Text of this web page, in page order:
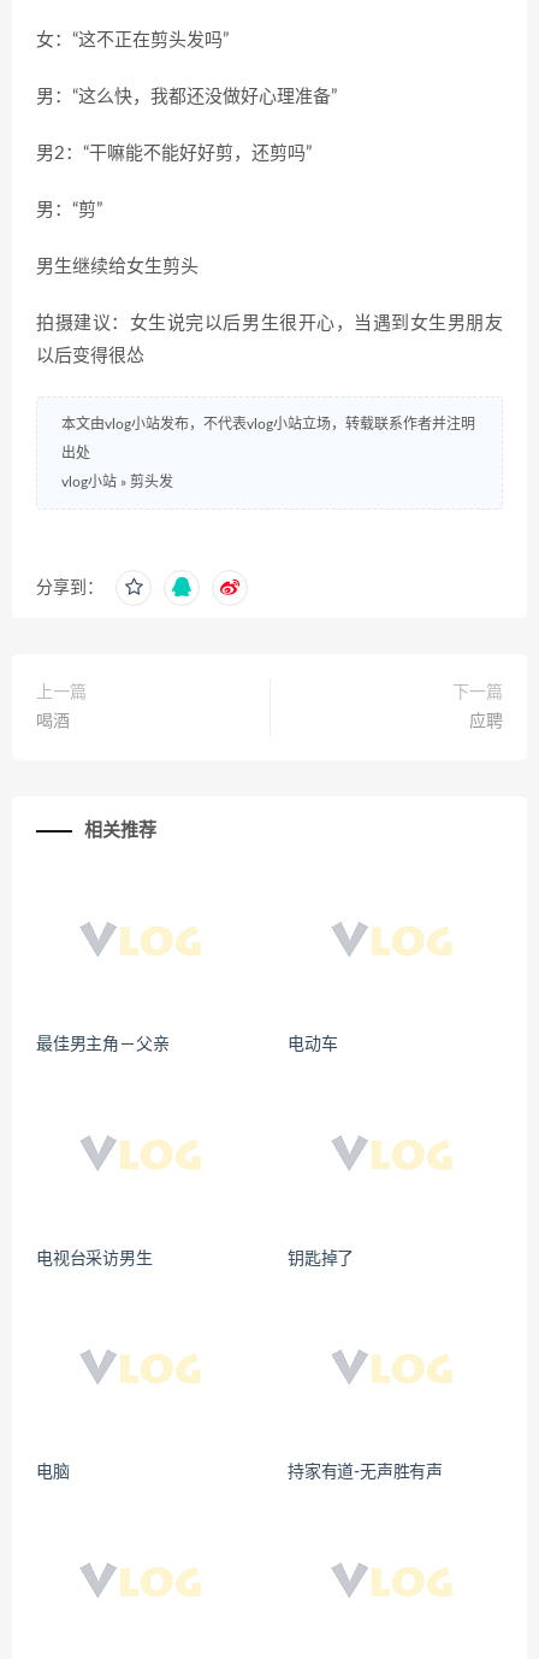
女：“这不正在剪头发吗”
男：“这么快，我都还没做好心理准备”
男2：“干嘛能不能好好剪，还剪吗”
男：“剪”
男生继续给女生剪头
拍摄建议：女生说完以后男生很开心，当遇到女生男朋友
以后变得很怂
本文由vlog小站发布，不代表vlog小站立场，转载联系作者并注明
出处
vlog小站 » 剪头发
分享到：
上一篇
喝酒
下一篇
应聘
相关推荐
最佳男主角－父亲 电动车
电视台采访男生 钥匙掉了
电脑 持家有道-无声胜有声